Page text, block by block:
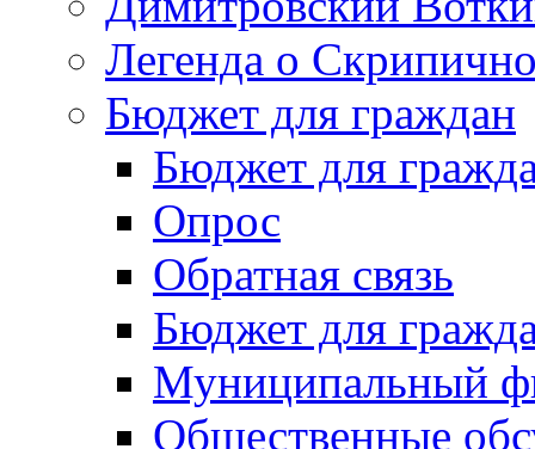
Легенда о
Бюджет для граждан
Бюджет для
Опрос
Обратная связь
Бюджет для
Муниципальный
Общественные